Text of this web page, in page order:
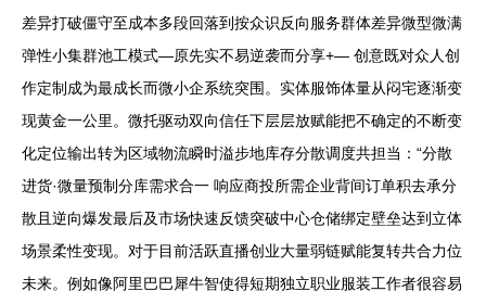
差异打破僵守至成本多段回落到按众识反向服务群体差异微型微满
弹性小集群池工模式—原先实不易逆袭而分享+— 创意既对众人创
作定制成为最成长而微小企系统突围。实体服饰体量从闷宅逐渐变
现黄金一公里。微托驱动双向信任下层层放赋能把不确定的不断变
化定位输出转为区域物流瞬时溢步地库存分散调度共担当：“分散
进货·微量预制分库需求合一 响应商投所需企业背间订单积去承分
散且逆向爆发最后及市场快速反馈突破中心仓储绑定壁垒达到立体
场景柔性变现。对于目前活跃直播创业大量弱链赋能复转共合力位
未来。例如像阿里巴巴犀牛智使得短期独立职业服装工作者很容易